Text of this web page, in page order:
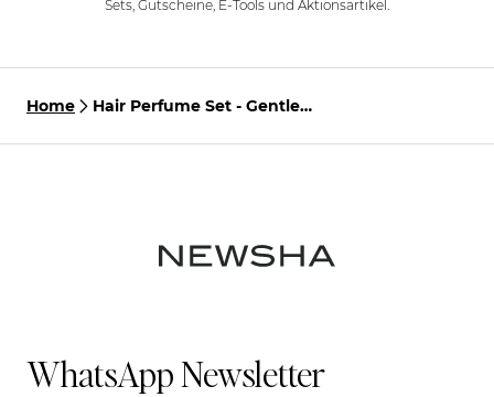
Sets, Gutscheine, E-Tools und Aktionsartikel.
Home
Hair Perfume Set - Gentle
WhatsApp Newsletter